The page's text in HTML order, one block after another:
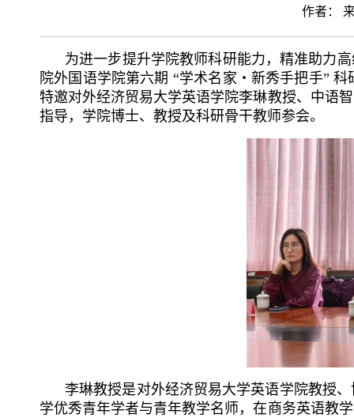
作者：
为进一步提升学院教师科研能力，精准助力
院外国语学院第六期 “学术名家・新秀手把手”
特邀对外经济贸易大学英语学院李琳教授、中语
指导，学院博士、教授及科研骨干教师参会。
李琳教授是对外经济贸易大学英语学院教授
学优秀青年学者与青年教学名师，在商务英语教